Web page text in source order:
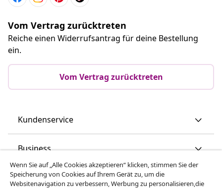
Vom Vertrag zurücktreten
Reiche einen Widerrufsantrag für deine Bestellung
ein.
Vom Vertrag zurücktreten
Kundenservice
Business
vidaXL
Wenn Sie auf „Alle Cookies akzeptieren“ klicken, stimmen Sie der
Speicherung von Cookies auf Ihrem Gerät zu, um die
Websitenavigation zu verbessern, Werbung zu personalisieren,die